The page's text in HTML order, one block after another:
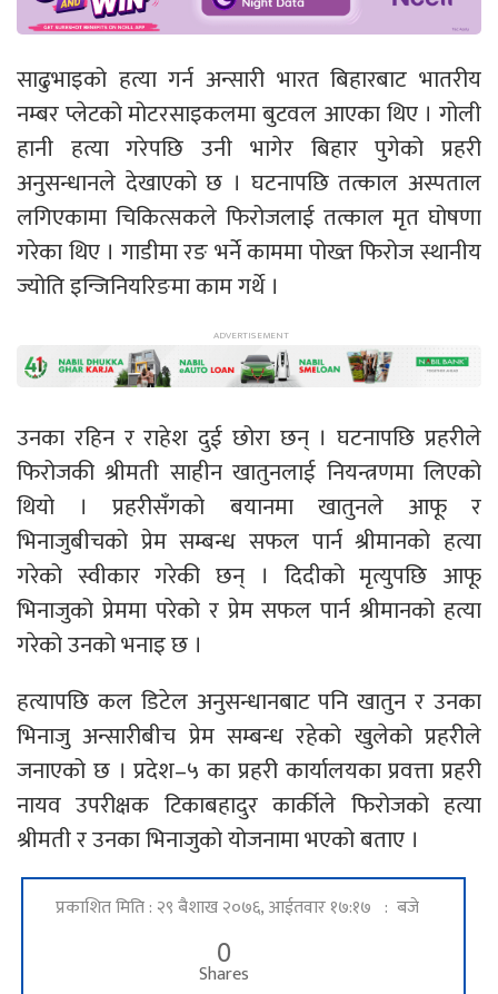
साढुभाइको हत्या गर्न अन्सारी भारत बिहारबाट भातरीय
नम्बर प्लेटको मोटरसाइकलमा बुटवल आएका थिए । गोली
हानी हत्या गरेपछि उनी भागेर बिहार पुगेको प्रहरी
अनुसन्धानले देखाएको छ । घटनापछि तत्काल अस्पताल
लगिएकामा चिकित्सकले फिरोजलाई तत्काल मृत घोषणा
गरेका थिए । गाडीमा रङ भर्ने काममा पोख्त फिरोज स्थानीय
ज्योति इन्जिनियरिङमा काम गर्थे ।
उनका रहिन र राहेश दुई छोरा छन् । घटनापछि प्रहरीले
फिरोजकी श्रीमती साहीन खातुनलाई नियन्त्रणमा लिएको
थियो । प्रहरीसँगको बयानमा खातुनले आफू र
भिनाजुबीचको प्रेम सम्बन्ध सफल पार्न श्रीमानको हत्या
गरेको स्वीकार गरेकी छन् । दिदीको मृत्युपछि आफू
भिनाजुको प्रेममा परेको र प्रेम सफल पार्न श्रीमानको हत्या
गरेको उनको भनाइ छ ।
हत्यापछि कल डिटेल अनुसन्धानबाट पनि खातुन र उनका
भिनाजु अन्सारीबीच प्रेम सम्बन्ध रहेको खुलेको प्रहरीले
जनाएको छ । प्रदेश–५ का प्रहरी कार्यालयका प्रवत्ता प्रहरी
नायव उपरीक्षक टिकाबहादुर कार्कीले फिरोजको हत्या
श्रीमती र उनका भिनाजुको योजनामा भएको बताए ।
प्रकाशित मिति : २९ बैशाख २०७६, आईतवार १७:१७ : बजे
0
Shares